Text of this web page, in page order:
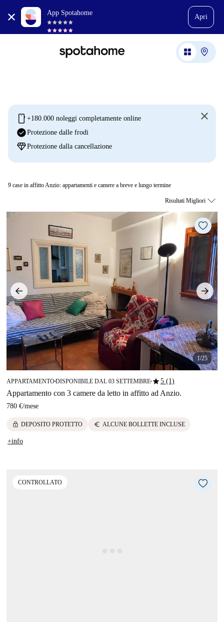
App Spotahome
Apri
mobile +180.000 noleggi completamente online
check_circleProtezione dalle frodi
diamondProtezione dalla cancellazione
9 case in affitto Anzio: appartamenti e camere a breve e lungo termine
1/25
APPARTAMENTO■DISPONIBILE DAL 03 SETTEMBRE■star5 (1)
Appartamento con 3 camere da letto in affitto ad Anzio.
780 €/mese
lock DEPOSITO PROTETTO euro ALCUNE BOLLETTE INCLUSE
+info
CONTROLLATO